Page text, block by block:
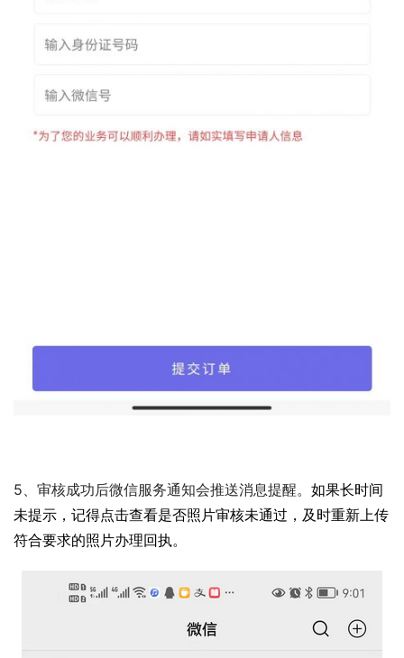
5、审核成功后微信服务通知会推送消息提醒。 如果长时间
未提示，记得点击查看是否照片审核未通过，及时重新上传
符合要求的照片办理回执。